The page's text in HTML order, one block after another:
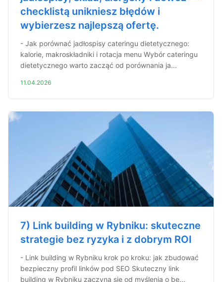
checklistą unikniesz błędów i
wybierzesz najlepszą ofertę.
- Jak porównać jadłospisy cateringu dietetycznego:
kalorie, makroskładniki i rotacja menu Wybór cateringu
dietetycznego warto zacząć od porównania ja...
11.04.2026
7) Link building w Rybniku: skuteczne
strategie bez ryzyka i z dobrym ROI
- Link building w Rybniku krok po kroku: jak zbudować
bezpieczny profil linków pod SEO Skuteczny link
building w Rybniku zaczyna się od myślenia o be...